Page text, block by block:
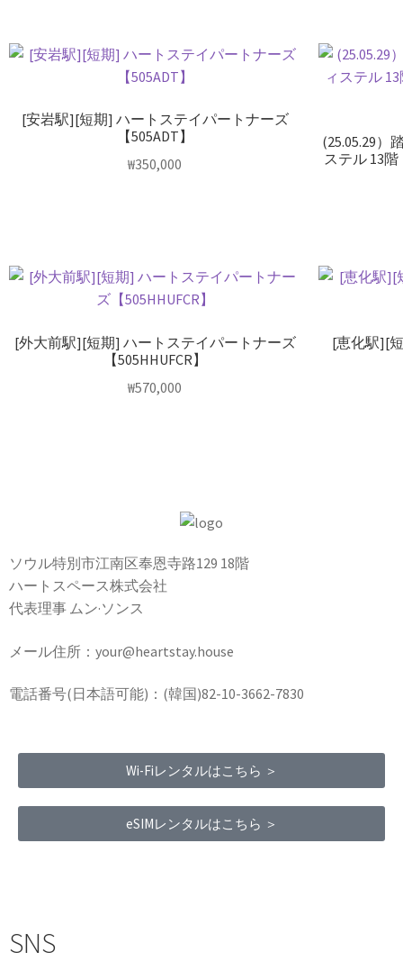
[安岩駅][短期] ハートステイパートナーズ
【505ADT】
₩350,000
(25.05.29）
ステル 13階
[外大前駅][短期] ハートステイパートナーズ
【505HHUFCR】
₩570,000
[恵化駅][
ソウル特別市江南区奉恩寺路129 18階
ハートスペース株式会社
代表理事 ムン·ソンス
メール住所：your@heartstay.house
電話番号(日本語可能)：(韓国)82-10-3662-7830
Wi-Fiレンタルはこちら ＞
eSIMレンタルはこちら ＞
SNS